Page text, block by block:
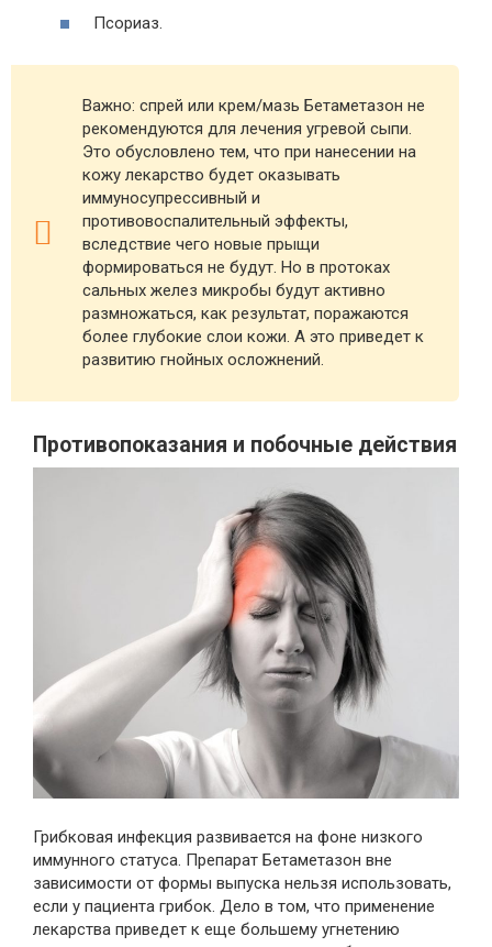
Псориаз.
Важно: спрей или крем/мазь Бетаметазон не
рекомендуются для лечения угревой сыпи.
Это обусловлено тем, что при нанесении на
кожу лекарство будет оказывать
иммуносупрессивный и
противовоспалительный эффекты,
вследствие чего новые прыщи
формироваться не будут. Но в протоках
сальных желез микробы будут активно
размножаться, как результат, поражаются
более глубокие слои кожи. А это приведет к
развитию гнойных осложнений.
Противопоказания и побочные действия
Грибковая инфекция развивается на фоне низкого
иммунного статуса. Препарат Бетаметазон вне
зависимости от формы выпуска нельзя использовать,
если у пациента грибок. Дело в том, что применение
лекарства приведет к еще большему угнетению